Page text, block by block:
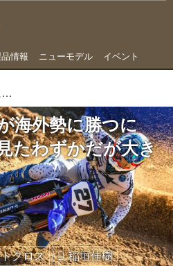
情報 ニューモデル イベント
全日本ライダーが海外勢に勝つには、稲垣佳樹が見たわずかだが大きな違いとは
海外勢に勝つに
たわずかだが大き
クロス 稲垣佳樹